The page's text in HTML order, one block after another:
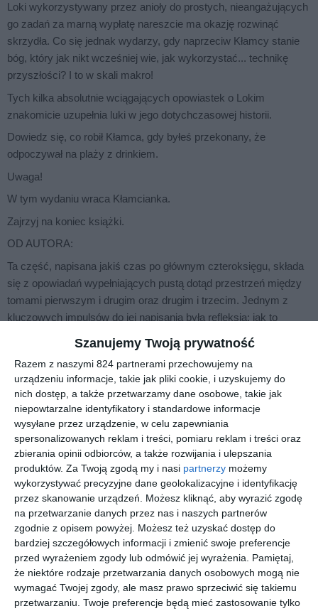
Szanujemy Twoją prywatność
Razem z naszymi 824 partnerami przechowujemy na
urządzeniu informacje, takie jak pliki cookie, i uzyskujemy do
nich dostęp, a także przetwarzamy dane osobowe, takie jak
niepowtarzalne identyfikatory i standardowe informacje
wysyłane przez urządzenie, w celu zapewniania
spersonalizowanych reklam i treści, pomiaru reklam i treści oraz
zbierania opinii odbiorców, a także rozwijania i ulepszania
produktów. Za Twoją zgodą my i nasi partnerzy możemy
wykorzystywać precyzyjne dane geolokalizacyjne i identyfikację
przez skanowanie urządzeń. Możesz kliknąć, aby wyrazić zgodę
na przetwarzanie danych przez nas i naszych partnerów
zgodnie z opisem powyżej. Możesz też uzyskać dostęp do
bardziej szczegółowych informacji i zmienić swoje preferencje
przed wyrażeniem zgody lub odmówić jej wyrażenia.
Pamiętaj,
że niektóre rodzaje przetwarzania danych osobowych mogą nie
wymagać Twojej zgody, ale masz prawo sprzeciwić się takiemu
przetwarzaniu. Twoje preferencje będą mieć zastosowanie tylko
Loki wykorzystywany przez anioły do prostych, nieangażujących
go zadań za marną wypłatę nareszcie ma okazję rozwinąć
skrzydła. Co się jednak wydarzy, gdy naprzeciw Kłamcy stanie
bóg, który jak nikt wcześniej wie, jak wykorzystać... technikę
przyszłości? I to w skali makro!
Tych kilka absolutnie wciągających opowiastek o Lokim
znakomicie uzupełnia luki w jego dotychczasowej historii.
Dowiedz się, co robił Kłamca, gdy byłeś przekonany, że
odpoczywał na plaży z drinkiem.
Uwaga!
W tym wydaniu wraca Kłamcianka.
Zajrzyj na koniec książki.
OD AUTORA:
Ta część, napisana jakiś czas po głównym czteroksięgu, składa
się z opowiadań wypełniających pustą dotąd przestrzeń między
tomami pierwszym i drugim oraz drugim i trzecim. Jednym z
kluczowych impulsów do jej napisania była refleksja: jak to
(a takim wszak w założeniu jest Kłamca) nie pojawiło się dotąd
ani jedno wyraźne nawiązanie do wielkich potworów
demolujących metropolię?
Tytułowa Machinomachia powstała właśnie z tej jednej myśli -
cykl nie może się domknąć, póki nie oddam hołdu King Kongowi,
Godzilli czy wielkim maszynom lub mechom jak Robot Jox czy
Optimus Prime. Zatem oto jest! Salut dla Was, wielkie potwory!
"W waszych dłoniach znajduje się książka, która jest
empirycznym dowodem na to, że lepsze istnieje i wcale nie musi
być wrogiem dobrego.
Nareszcie powraca ON. Kłamca. Loki. Nordyckie bóstwo.
Cyngiel Niebios. Niby już dobrze znany ale... jakiś taki...
BARDZIEJ!
Jeszcze przebieglejszy.